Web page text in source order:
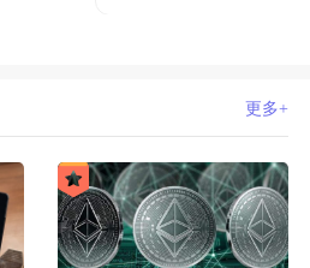
更多+